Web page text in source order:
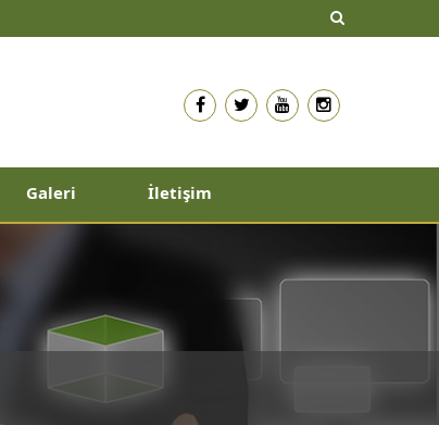
Galeri İletişim